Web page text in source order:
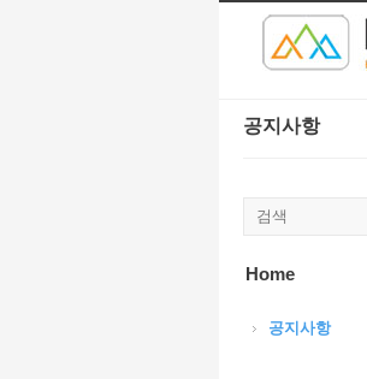
공지사항
Home
공지사항